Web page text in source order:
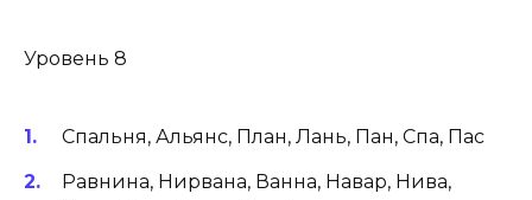
Уровень 8
Спальня, Альянс, План, Лань, Пан, Спа, Пас
Равнина, Нирвана, Ванна, Навар, Нива,